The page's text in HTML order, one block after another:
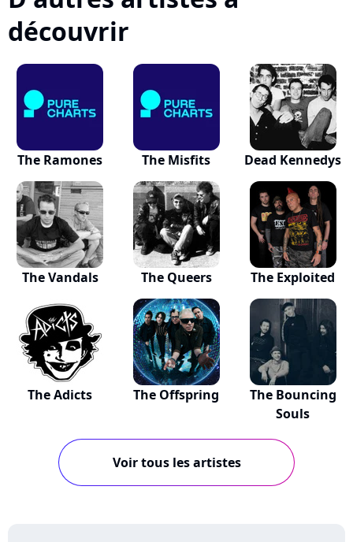
découvrir
The Ramones The Misfits Dead Kennedys
The Vandals The Queers The Exploited
The Adicts The Offspring
The Bouncing
Souls
Voir tous les artistes